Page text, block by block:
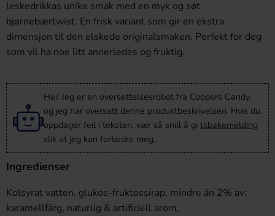
leskedrikkas unike smak med en myk og søt
bjørnebærtwist. En frisk variant som gir en ekstra
dimensjon til den elskede originalsmaken. Perfekt for deg
som vil ha noe litt annerledes og fruktig.
Hei! Jeg er en oversettelsesrobot fra Coopers Candy,
og jeg har oversatt denne produktbeskrivelsen. Hvis du
oppdager feil i teksten, vær så snill å gi tilbakemelding
slik at jeg kan forbedre meg.
Ingredienser
Kolsyrat vatten, glukos-fruktossirap, mindre än 2% av;
karamellfärg, naturlig & artificiell arom,